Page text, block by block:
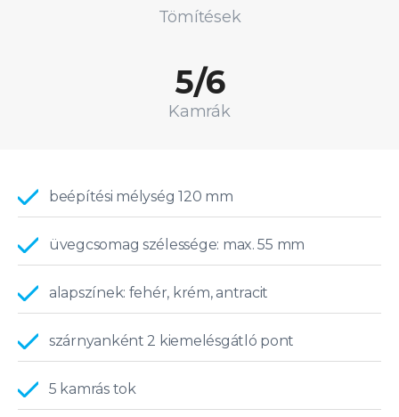
Tömítések
5/6
Kamrák
beépítési mélység 120 mm
üvegcsomag szélessége: max. 55 mm
alapszínek: fehér, krém, antracit
szárnyanként 2 kiemelésgátló pont
5 kamrás tok